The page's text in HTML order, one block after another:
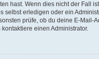
hast. Wenn dies nicht der Fall
erledigen oder ein
prüfe, ob du deine E-Mail-
einen Administrator.